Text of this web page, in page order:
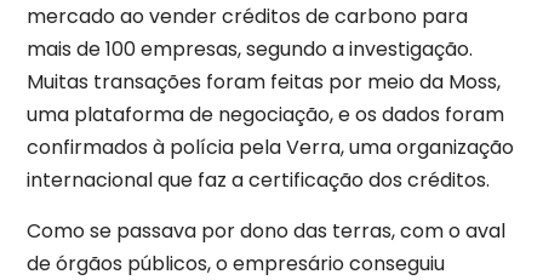
mercado ao vender créditos de carbono para
mais de 100 empresas, segundo a investigação.
Muitas transações foram feitas por meio da Moss,
uma plataforma de negociação, e os dados foram
confirmados à polícia pela Verra, uma organização
internacional que faz a certificação dos créditos.
Como se passava por dono das terras, com o aval
de órgãos públicos, o empresário conseguiu